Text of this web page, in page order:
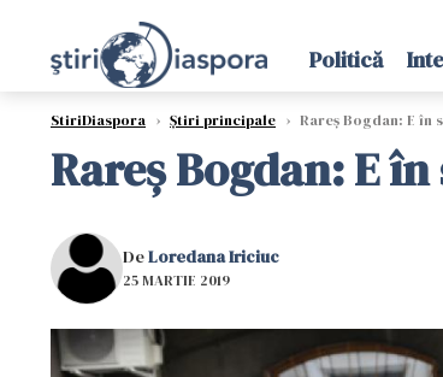
Politică
StiriDiaspora › Știri principale › Rareș Bogdan: E în
Rareș Bogdan: E
DeLoredana Iriciuc
25 MARTIE 2019